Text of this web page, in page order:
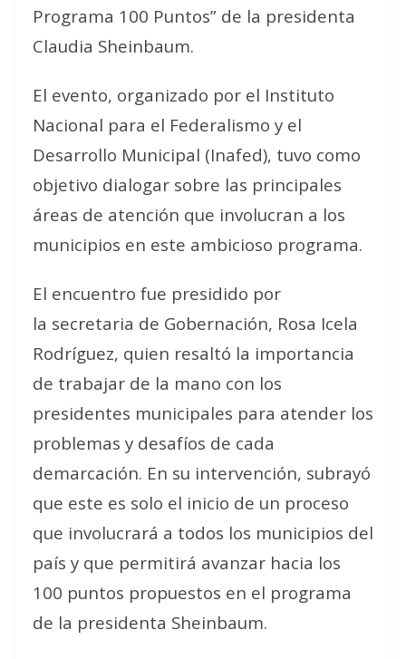
Programa 100 Puntos” de la presidenta
Claudia Sheinbaum.
El evento, organizado por el Instituto
Nacional para el Federalismo y el
Desarrollo Municipal (Inafed), tuvo como
objetivo dialogar sobre las principales
áreas de atención que involucran a los
municipios en este ambicioso programa.
El encuentro fue presidido por
la secretaria de Gobernación, Rosa Icela
Rodríguez, quien resaltó la importancia
de trabajar de la mano con los
presidentes municipales para atender los
problemas y desafíos de cada
demarcación. En su intervención, subrayó
que este es solo el inicio de un proceso
que involucrará a todos los municipios del
país y que permitirá avanzar hacia los
100 puntos propuestos en el programa
de la presidenta Sheinbaum.